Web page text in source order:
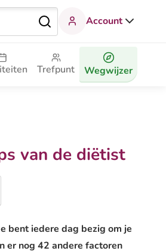
Account
Trefpunt Wegwijzer
van de diëtist
bent iedere dag bezig om je
er nog 42 andere factoren